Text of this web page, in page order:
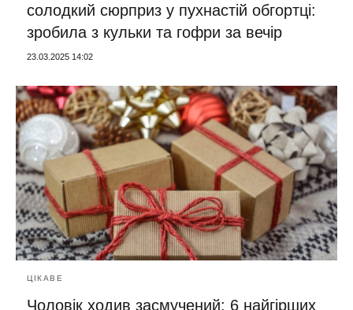
солодкий сюрприз у пухнастій обгортці:
зробила з кульки та гофри за вечір
23.03.2025 14:02
ЦІКАВЕ
Чоловік ходив засмучений: 6 найгірших